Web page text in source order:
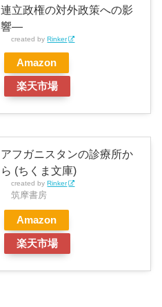
連立政権の対外政策への影
響―
created byRinker
Amazon
楽天市場
アフガニスタンの診療所か
ら (ちくま文庫)
created byRinker
筑摩書房
Amazon
楽天市場